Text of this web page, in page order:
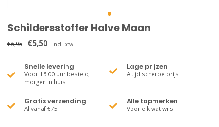
Schildersstoffer Halve Maan
€6,95 €5,50 Incl. btw
Snelle levering
Voor 16:00 uur besteld,
morgen in huis
Lage prijzen
Altijd scherpe prijs
Gratis verzending
Al vanaf €75
Alle topmerken
Voor elk wat wils